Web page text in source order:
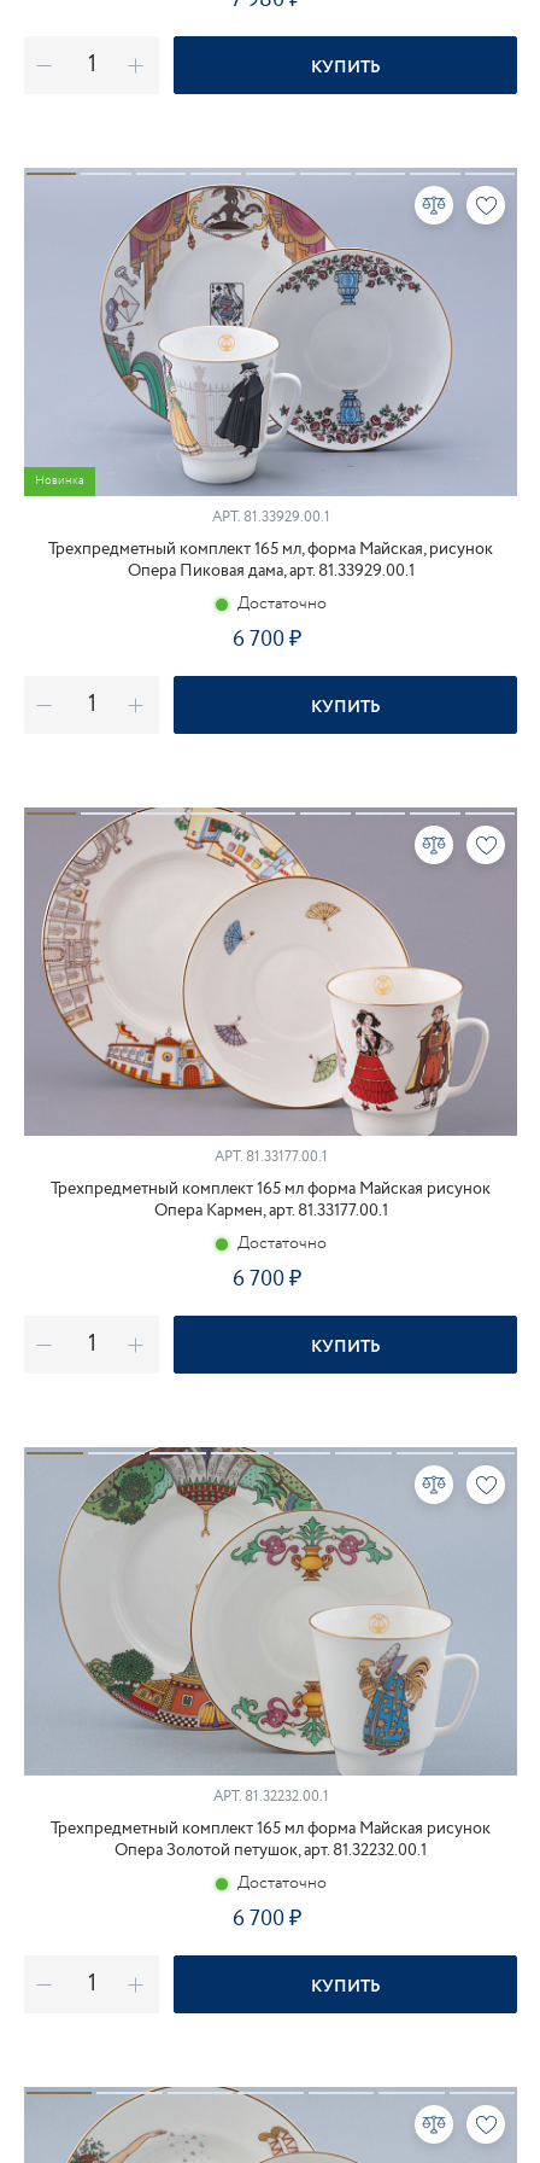
КУПИТЬ
Новинка
АРТ.81.33929.00.1
Трехпредметный комплект 165 мл, форма Майская, рисунок
Опера Пиковая дама, арт. 81.33929.00.1
Достаточно
6 700
КУПИТЬ
АРТ.81.33177.00.1
Трехпредметный комплект 165 мл форма Майская рисунок
Опера Кармен, арт. 81.33177.00.1
Достаточно
6 700
КУПИТЬ
АРТ.81.32232.00.1
Трехпредметный комплект 165 мл форма Майская рисунок
Опера Золотой петушок, арт. 81.32232.00.1
Достаточно
6 700
КУПИТЬ